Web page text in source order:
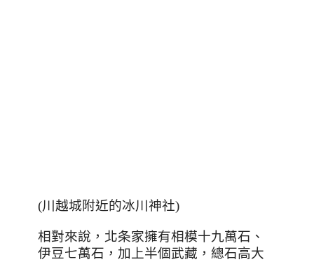
(川越城附近的冰川神社)
相對來說，北条家擁有相模十九萬石、
伊豆七萬石，加上半個武藏，總石高大